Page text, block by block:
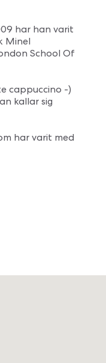
har han varit
Minel
School Of
cappuccino -)
kallar sig
har varit med